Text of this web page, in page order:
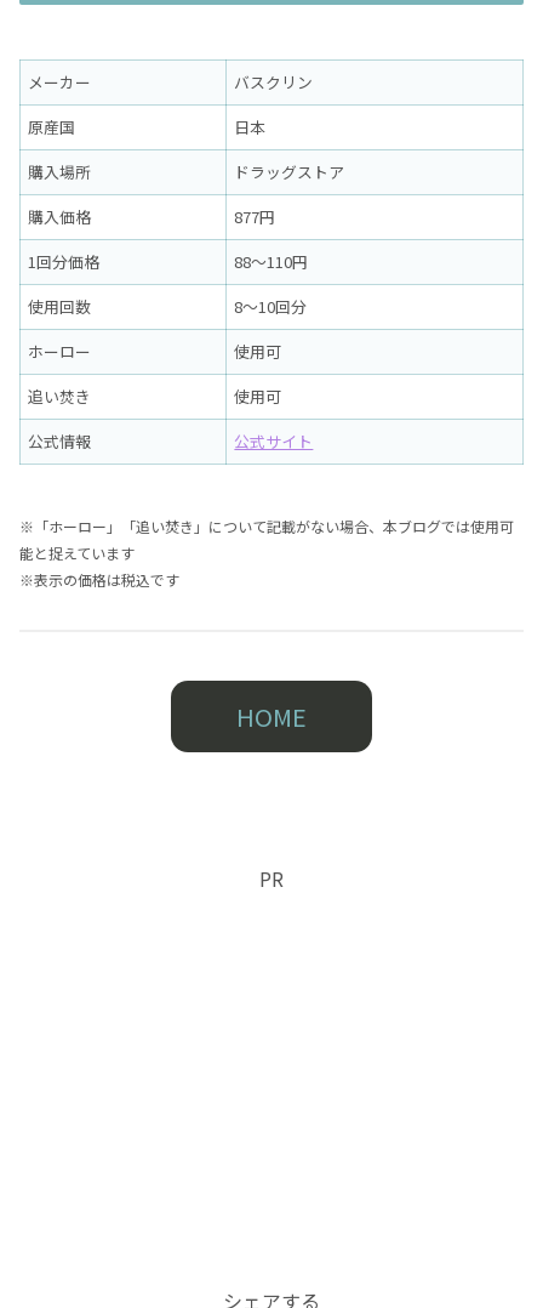
メーカー
バスクリン
原産国
日本
購入場所
ドラッグストア
購入価格
877円
1回分価格
88〜110円
使用回数
8〜10回分
ホーロー
使用可
追い焚き
使用可
公式情報
公式サイト
※「ホーロー」「追い焚き」について記載がない場合、本ブログでは使用可
能と捉えています
※表示の価格は税込です
HOME
PR
シェアする